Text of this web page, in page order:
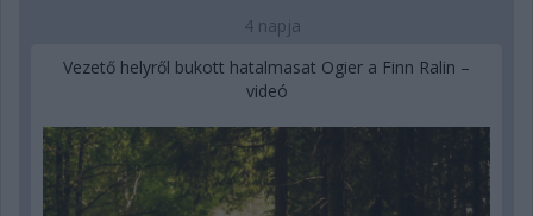
4 napja
Vezető helyről bukott hatalmasat Ogier a Finn Ralin –
videó